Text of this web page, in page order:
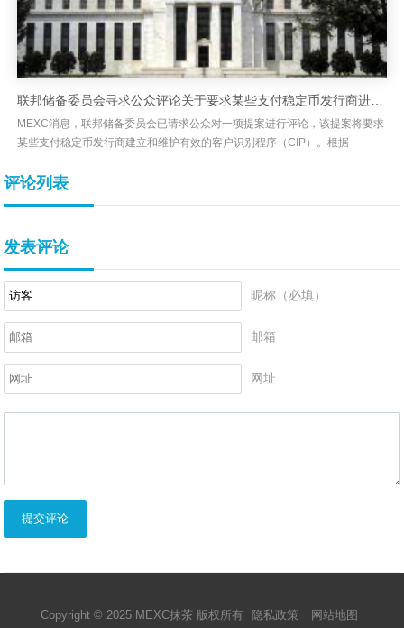
联邦储备委员会寻求公众评论关于要求某些支付稳定币发行商进行客户识别的提案
MEXC消息，联邦储备委员会已请求公众对一项提案进行评论，该提案将要求
某些支付稳定币发行商建立和维护有效的客户识别程序（CIP）。根据
评论列表
发表评论
昵称（必填）
邮箱
网址
提交评论
Copyright © 2025 MEXC抹茶 版权所有 隐私政策 网站地图